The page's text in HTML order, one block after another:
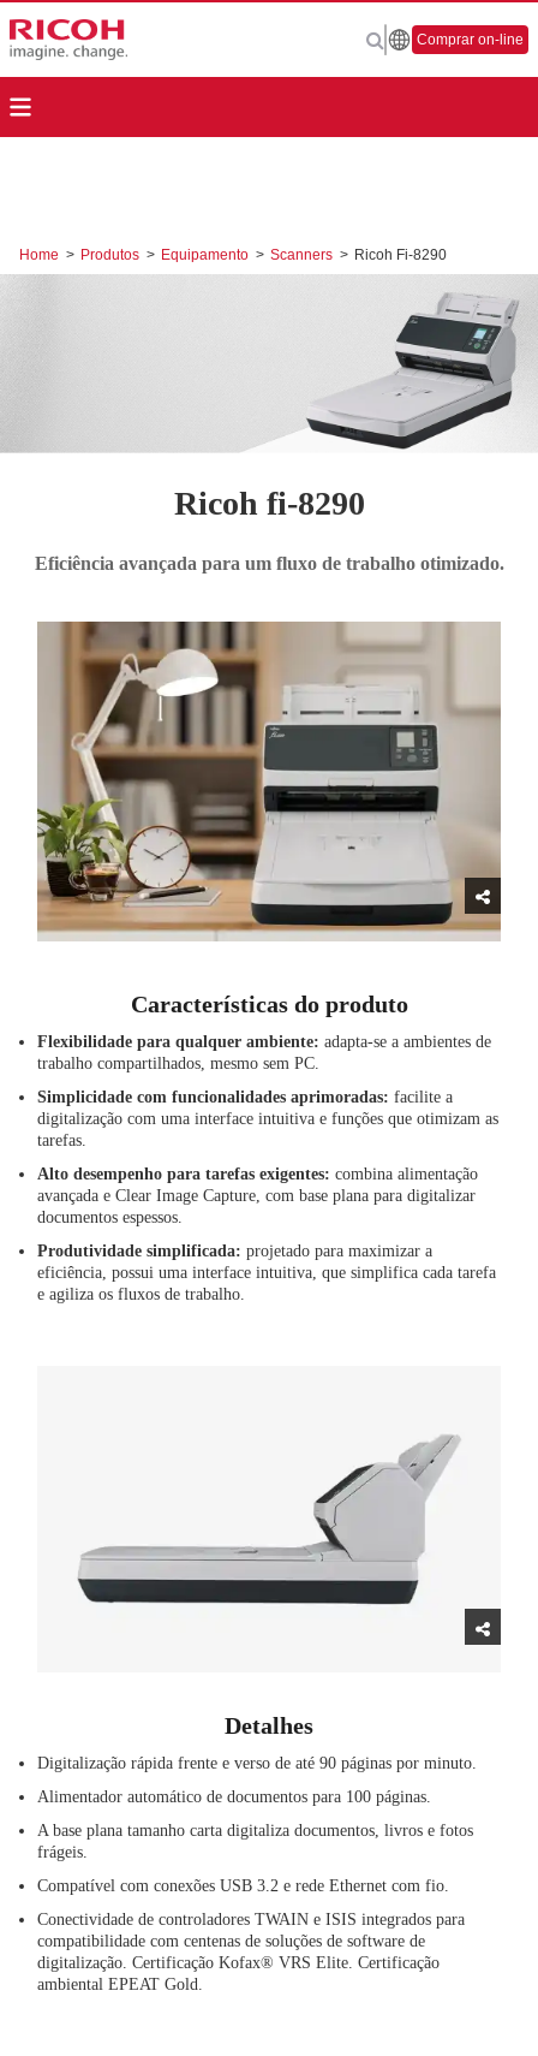
Comprar on-line
Home > Produtos > Equipamento > Scanners > Ricoh Fi-8290
Ricoh fi-8290
Eficiência avançada para um fluxo de trabalho otimizado.
Características do produto
Flexibilidade para qualquer ambiente:adapta-se a ambientes de
trabalho compartilhados, mesmo sem PC.
Simplicidade com funcionalidades aprimoradas:facilite a
digitalização com uma interface intuitiva e funções que otimizam as
tarefas.
Alto desempenho para tarefas exigentes:combina alimentação
avançada e Clear Image Capture, com base plana para digitalizar
documentos espessos.
Produtividade simplificada:projetado para maximizar a
eficiência, possui uma interface intuitiva, que simplifica cada tarefa
e agiliza os fluxos de trabalho.
Detalhes
Digitalização rápida frente e verso de até 90 páginas por minuto.
Alimentador automático de documentos para 100 páginas.
A base plana tamanho carta digitaliza documentos, livros e fotos
frágeis.
Compatível com conexões USB 3.2 e rede Ethernet com fio.
Conectividade de controladores TWAIN e ISIS integrados para
compatibilidade com centenas de soluções de software de
digitalização. Certificação Kofax® VRS Elite. Certificação
ambiental EPEAT Gold.